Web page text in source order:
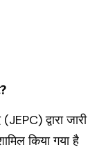
द्वारा जारी
किया गया है